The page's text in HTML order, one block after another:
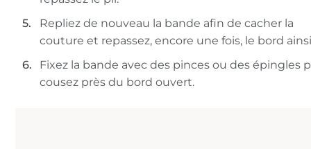
Repliez de nouveau la bande afin de cacher la
couture et repassez, encore une fois, le bord
Fixez la bande avec des pinces ou des épingles
cousez près du bord ouvert.